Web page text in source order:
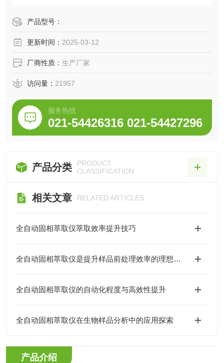
积水样中各类痕量有机污染物的萃取和浓缩。
产品型号：
更新时间： 2025-03-12
厂商性质： 生产厂家
访问量： 21957
服务热线
021-54426316 021-54427296
产品分类
PRODUCT
CLASSIFICATION
相关文章 RELATED ARTICLES
全自动固相萃取仪萃取效率提升技巧
全自动固相萃取仪是提升样品前处理效率的理想选择
全自动固相萃取仪的自动化程度与高效性提升
全自动固相萃取仪在生物样品分析中的应用探索
产品介绍